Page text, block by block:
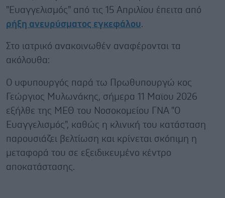
"Ευαγγελισμός" από τις 15 Απριλίου έπειτα από
ρήξη ανευρύσματος εγκεφάλου.
Στο ιατρικό ανακοινωθέν αναφέρονται τα
ακόλουθα:
Ο υφυπουργός παρά τω Πρωθυπουργώ κος
Γεώργιος Μυλωνάκης, σήμερα 11 Μαϊου 2026
εξήλθε της ΜΕΘ του Νοσοκομείου ΓΝΑ "Ο
Ευαγγελισμός", καθώς η κλινική του κατάσταση
παρουσιάζει βελτίωση και κρίνεται σκόπιμη η
μεταφορά του σε εξειδικευμένο κέντρο
αποκατάστασης.